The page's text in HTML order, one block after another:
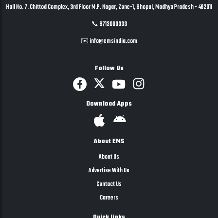
Hall No. 7, Chittod Complex, 3rd Floor M.P. Nagar, Zone-1, Bhopal, Madhya Pradesh - 462011
📞 9713000333
✉️ info@emsindia.com
Follow Us
Download Apps
About EMS
About Us
Advertise With Us
Contact Us
Careers